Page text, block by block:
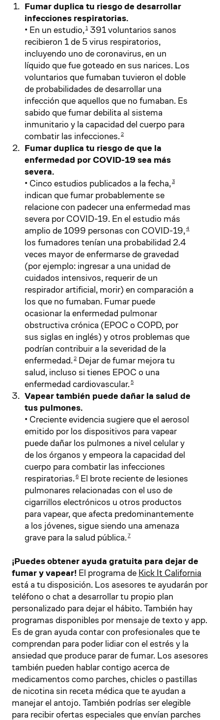
Fumar duplica tu riesgo de desarrollar
infecciones respiratorias.
• En un estudio,1 391 voluntarios sanos
recibieron 1 de 5 virus respiratorios,
incluyendo uno de coronavirus, en un
líquido que fue goteado en sus narices. Los
voluntarios que fumaban tuvieron el doble
de probabilidades de desarrollar una
infección que aquellos que no fumaban. Es
sabido que fumar debilita al sistema
inmunitario y la capacidad del cuerpo para
combatir las infecciones.2
Fumar duplica tu riesgo de que la
enfermedad por COVID-19 sea más
severa.
• Cinco estudios publicados a la fecha,3
indican que fumar probablemente se
relacione con padecer una enfermedad mas
severa por COVID-19. En el estudio más
amplio de 1099 personas con COVID-19,4
los fumadores tenían una probabilidad 2.4
veces mayor de enfermarse de gravedad
(por ejemplo: ingresar a una unidad de
cuidados intensivos, requerir de un
respirador artificial, morir) en comparación a
los que no fumaban. Fumar puede
ocasionar la enfermedad pulmonar
obstructiva crónica (EPOC o COPD, por
sus siglas en inglés) y otros problemas que
podrían contribuir a la severidad de la
enfermedad.2 Dejar de fumar mejora tu
salud, incluso si tienes EPOC o una
enfermedad cardiovascular.5
Vapear también puede dañar la salud de
tus pulmones.
• Creciente evidencia sugiere que el aerosol
emitido por los dispositivos para vapear
puede dañar los pulmones a nivel celular y
de los órganos y empeora la capacidad del
cuerpo para combatir las infecciones
respiratorias.6 El brote reciente de lesiones
pulmonares relacionadas con el uso de
cigarrillos electrónicos u otros productos
para vapear, que afecta predominantemente
a los jóvenes, sigue siendo una amenaza
grave para la salud pública.7
¡Puedes obtener ayuda gratuita para dejar de
fumar y vapear! El programa de Kick It California
está a tu disposición. Los asesores te ayudarán por
teléfono o chat a desarrollar tu propio plan
personalizado para dejar el hábito. También hay
programas disponibles por mensaje de texto y app.
Es de gran ayuda contar con profesionales que te
comprendan para poder lidiar con el estrés y la
ansiedad que produce parar de fumar. Los asesores
también pueden hablar contigo acerca de
medicamentos como parches, chicles o pastillas
de nicotina sin receta médica que te ayudan a
manejar el antojo. También podrías ser elegible
para recibir ofertas especiales que envían parches